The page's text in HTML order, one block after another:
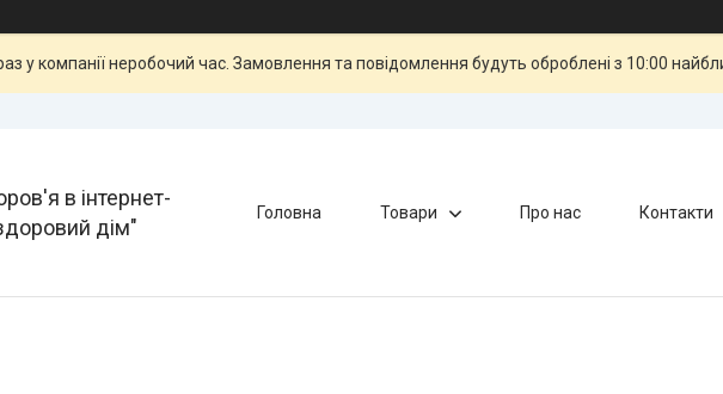
у компанії неробочий час. Замовлення та повідомлення будуть оброблені з 10:00
в інтернет-
дім"
Головна Товари Про нас Контакти